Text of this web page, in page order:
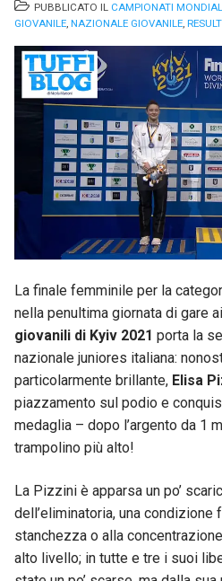
PUBBLICATO IL CAMPIONATI
GIOVANILE, NAZIONALE GIOVANILE,
La finale femminile per la
nella penultima giornata di gare ai
giovanili di Kyiv 2021 porta la
nazionale juniores italiana:
particolarmente brillante, Elisa
piazzamento sul podio e
medaglia – dopo l’argento da 1
trampolino più alto!
La Pizzini è apparsa un po’
dell’eliminatoria, una
stanchezza o alla
alto livello; in tutte e tre i suoi